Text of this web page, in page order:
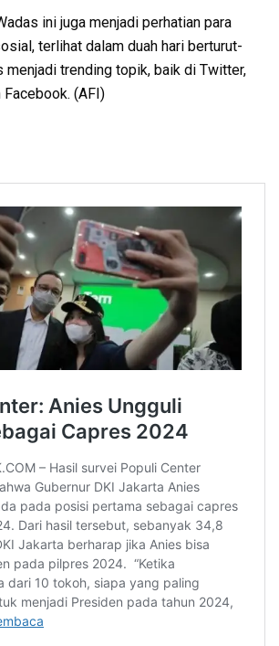
ini juga menjadi perhatian para
terlihat dalam duah hari berturut-
menjadi trending topik, baik di Twitter,
Facebook. (AFI)